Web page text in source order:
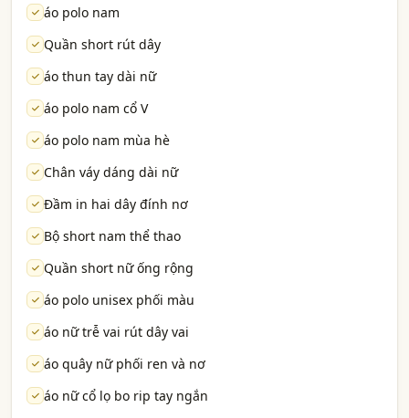
áo polo nam
Quần short rút dây
áo thun tay dài nữ
áo polo nam cổ V
áo polo nam mùa hè
Chân váy dáng dài nữ
Đầm in hai dây đính nơ
Bộ short nam thể thao
Quần short nữ ống rộng
áo polo unisex phối màu
áo nữ trễ vai rút dây vai
áo quây nữ phối ren và nơ
áo nữ cổ lọ bo rip tay ngắn